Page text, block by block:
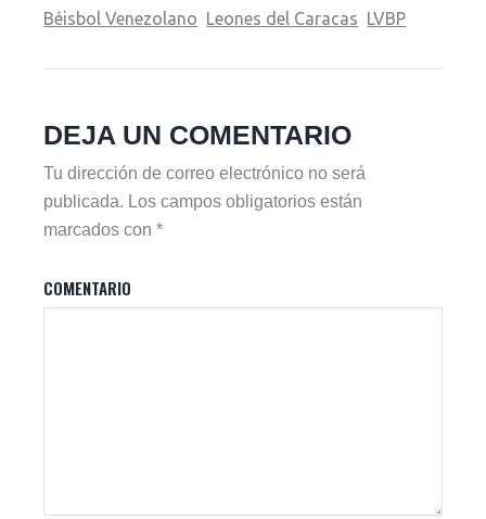
Béisbol Venezolano Leones del Caracas LVBP
DEJA UN COMENTARIO
Tu dirección de correo electrónico no será
publicada. Los campos obligatorios están
marcados con*
COMENTARIO